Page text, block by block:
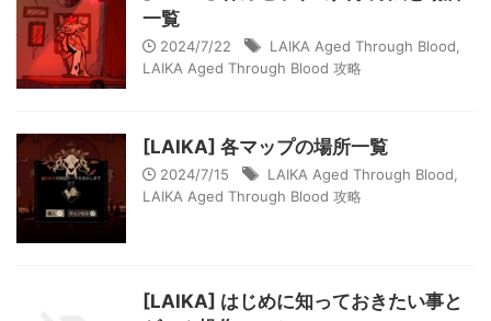
一覧
2024/7/22 LAIKA Aged Through Blood
LAIKA Aged Through Blood 攻略
[LAIKA] 各マップの場所一覧
2024/7/15 LAIKA Aged Through Blood
LAIKA Aged Through Blood 攻略
[LAIKA] はじめに知っておきたい事と